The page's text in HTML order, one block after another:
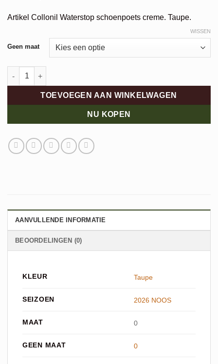
Artikel Collonil Waterstop schoenpoets creme. Taupe.
Geen maat
WISSEN
Collonil Waterstop Creme taupe aantal
TOEVOEGEN AAN WINKELWAGEN
NU KOPEN
AANVULLENDE INFORMATIE
BEOORDELINGEN (0)
KLEUR Taupe
SEIZOEN 2026 NOOS
MAAT 0
GEEN MAAT 0